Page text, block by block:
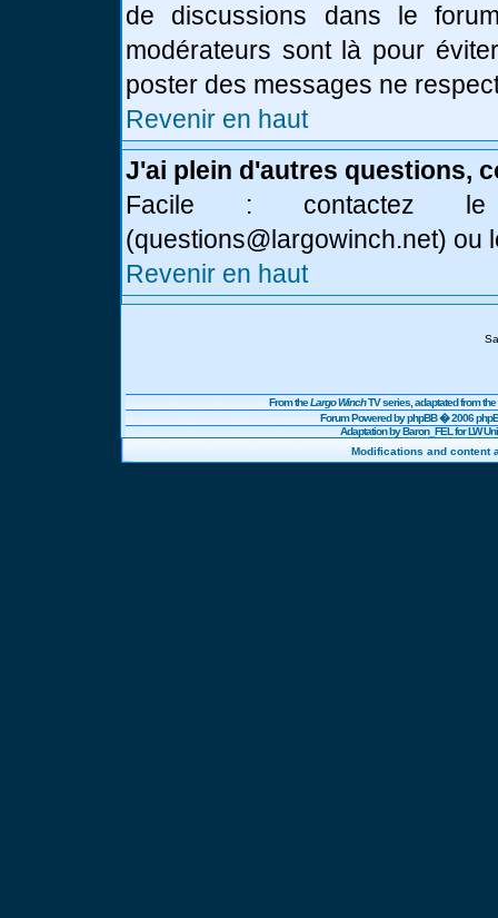
de discussions dans le
modérateurs sont là pour
poster des messages ne
Revenir en haut
J'ai plein d'autres questions,
Facile : contactez
(questions@largowinch.net) ou
Revenir en haut
From theLargo WinchTV series, adaptated from
Forum Powered byphpBB� 2006
Adaptation by Baron_FEL for LW
Modifications and content